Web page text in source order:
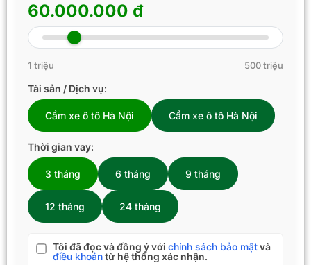
60.000.000 đ
1 triệu 500 triệu
Tài sản / Dịch vụ:
Cầm xe ô tô Hà Nội Cầm xe ô tô Hà Nội
Thời gian vay:
3 tháng 6 tháng 9 tháng
12 tháng 24 tháng
Tôi đã đọc và đồng ý với chính sách bảo mậtvà
điều khoảntừ hệ thống xác nhận.